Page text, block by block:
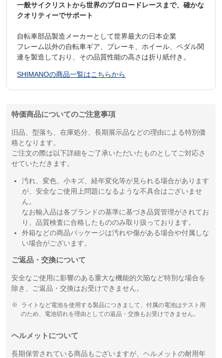
一般サイクリストから世界のプロロードレースまで、確かな
クオリティーでサポート
自転車部品製造メーカーとして世界最大の日本企業
フレーム以外の自転車ギア、ブレーキ、ホイール、ペダル関
連を製造しており、その品質性能の高さは折り紙付き。
SHIMANOの商品一覧はこちらから
特価商品についてのご注意事項
旧品、型落ち、在庫処分、長期展示品などの理由による特別価
格となります。
ご注文の際は以下詳細をご了承いただいたものとしてご対応さ
せていただきます。
汚れ、変色、小キズ、経年変化等が見られる場合があります
が、安全なご使用上問題になるような不具合はございませ
ん。
なお輸入品は各ブランドの基準に基づき品質管理がされてお
り、品質検査に合格したもののみ取り扱っております。
外箱などの商品パッケージは汚れや傷がある場合や付属しな
い場合がございます。
ご返品・交換について
安全なご使用に影響のある重大な機能的欠陥など特別な場合を
除き、ご返品・交換はお受けできません。
ライトなど電池を使用する製品につきまして、付属の電池はテスト用
のため、電池切れを理由としての返品・交換もお受けできません。
ヘルメットについて
長期保管されている商品もございますが、ヘルメットの耐用年